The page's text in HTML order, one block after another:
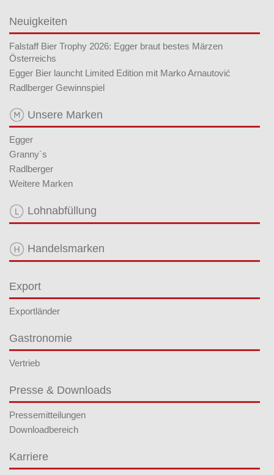
Neuigkeiten
Falstaff Bier Trophy 2026: Egger braut bestes Märzen
Österreichs
Egger Bier launcht Limited Edition mit Marko Arnautović
Radlberger Gewinnspiel
Unsere Marken
Egger
Granny´s
Radlberger
Weitere Marken
Lohnabfüllung
Handelsmarken
Export
Exportländer
Gastronomie
Vertrieb
Presse & Downloads
Pressemitteilungen
Downloadbereich
Karriere